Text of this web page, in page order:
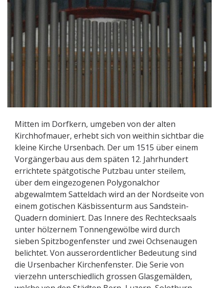
Mitten im Dorfkern, umgeben von der alten
Kirchhofmauer, erhebt sich von weithin sichtbar die
kleine Kirche Ursenbach. Der um 1515 über einem
Vorgängerbau aus dem späten 12. Jahrhundert
errichtete spätgotische Putzbau unter steilem,
über dem eingezogenen Polygonalchor
abgewalmtem Satteldach wird an der Nordseite von
einem gotischen Käsbissenturm aus Sandstein-
Quadern dominiert. Das Innere des Rechtecksaals
unter hölzernem Tonnengewölbe wird durch
sieben Spitzbogenfenster und zwei Ochsenaugen
belichtet. Von ausserordentlicher Bedeutung sind
die Ursenbacher Kirchenfenster. Die Serie von
vierzehn unterschiedlich grossen Glasgemälden,